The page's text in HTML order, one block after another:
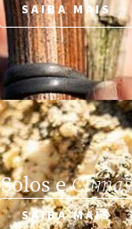
SAIBA MAIS
Solos eClimas
SAIBA MAIS